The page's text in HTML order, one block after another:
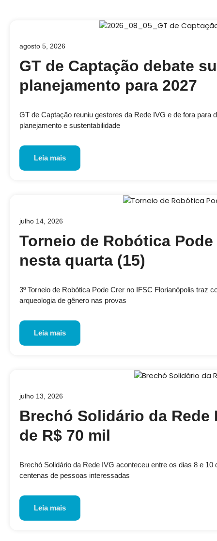
agosto 5, 2026
GT de Captação debate
planejamento para 2027
GT de Captação reuniu gestores da Rede IVG e de fora para
planejamento e sustentabilidade
Leia mais
julho 14, 2026
Torneio de Robótica
nesta quarta (15)
3º Torneio de Robótica Pode Crer no IFSC Florianópolis traz
arqueologia de gênero nas provas
Leia mais
julho 13, 2026
Brechó Solidário da Rede
de R$ 70 mil
Brechó Solidário da Rede IVG aconteceu entre os dias 8 e 10
centenas de pessoas interessadas
Leia mais